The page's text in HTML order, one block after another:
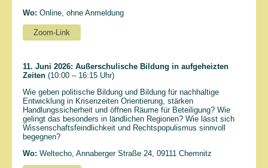
Wo: Online, ohne Anmeldung
Zoom-Link
11. Juni 2026: Außerschulische Bildung in aufgeheizten
Zeiten (10:00 – 16:15 Uhr)
Wie geben politische Bildung und Bildung für nachhaltige
Entwicklung in Krisenzeiten Orientierung, stärken
Handlungssicherheit und öffnen Räume für Beteiligung? Wie
gelingt das besonders in ländlichen Regionen? Wie lässt sich
Wissenschaftsfeindlichkeit und Rechtspopulismus sinnvoll
begegnen?
Wo: Weltecho, Annaberger Straße 24, 09111 Chemnitz